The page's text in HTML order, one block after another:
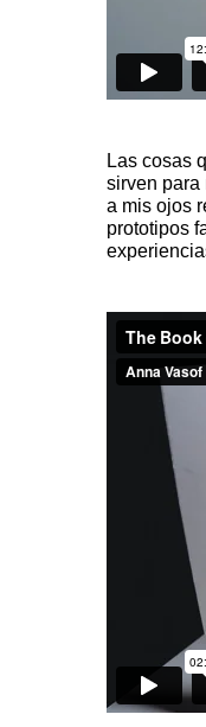
Las cosas
sirven para
a mis ojos
prototipos